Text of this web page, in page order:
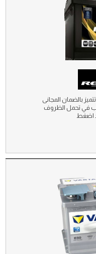
بالضمان المجانى
في تحمل الظروف
اضغط